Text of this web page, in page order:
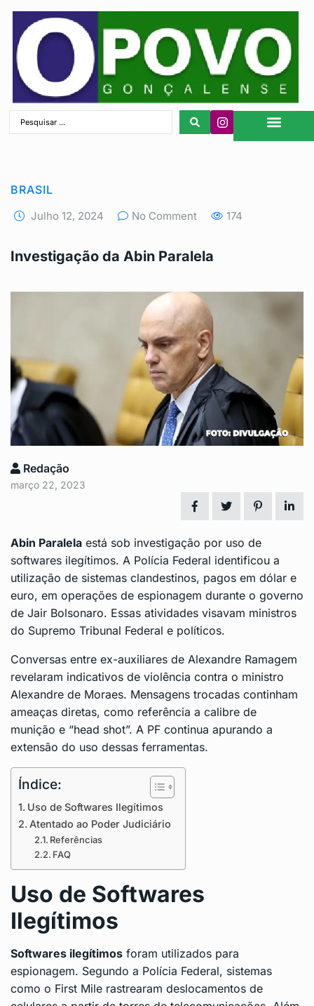
BRASIL
Julho 12, 2024 No Comment 174
Investigação da Abin Paralela
Redação
março 22, 2023
Abin Paralela está sob investigação por uso de
softwares ilegítimos. A Polícia Federal identificou a
utilização de sistemas clandestinos, pagos em dólar e
euro, em operações de espionagem durante o governo
de Jair Bolsonaro. Essas atividades visavam ministros
do Supremo Tribunal Federal e políticos.
Conversas entre ex-auxiliares de Alexandre Ramagem
revelaram indicativos de violência contra o ministro
Alexandre de Moraes. Mensagens trocadas continham
ameaças diretas, como referência a calibre de
munição e “head shot”. A PF continua apurando a
extensão do uso dessas ferramentas.
Índice:
Uso de Softwares Ilegítimos
Atentado ao Poder Judiciário
Referências
FAQ
Uso de Softwares
Ilegítimos
Softwares ilegítimos foram utilizados para
espionagem. Segundo a Polícia Federal, sistemas
como o First Mile rastrearam deslocamentos de